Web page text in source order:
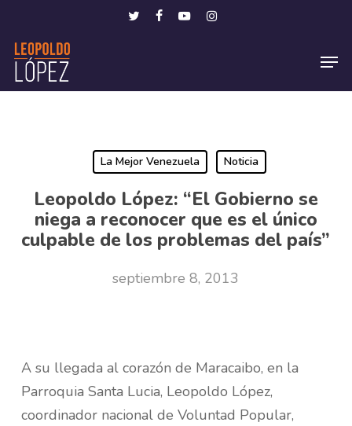
main
content
twitterfacebookyoutubeinstagram
La Mejor Venezuela Noticia
Leopoldo López: “El Gobierno se
niega a reconocer que es el único
culpable de los problemas del país”
septiembre 8, 2013
A su llegada al corazón de Maracaibo, en la
Parroquia Santa Lucia, Leopoldo López,
coordinador nacional de Voluntad Popular,